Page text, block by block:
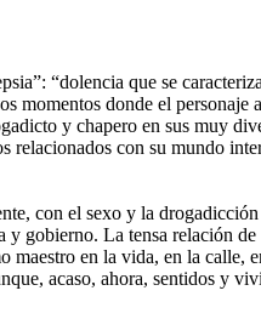
“dolencia que se
donde el
y chapero en sus muy
con su mundo
con el sexo y la
gobierno. La tensa relación
en la vida, en la
acaso, ahora, sentidos y